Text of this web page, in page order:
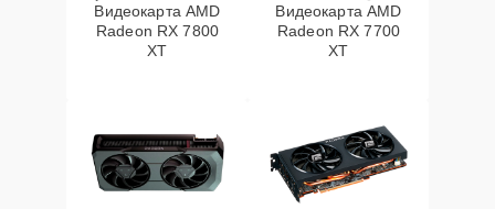
Видеокарта AMD
Radeon RX 7800
XT
Видеокарта AMD
Radeon RX 7700
XT